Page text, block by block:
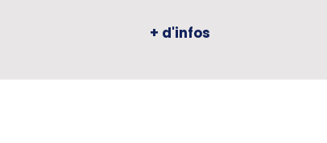
+ d'infos